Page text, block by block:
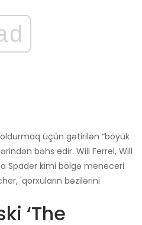
üçün gətirilən “böyük
bəhs edir. Will Ferrel, Will
Spader kimi bölgə meneceri
'qorxuların bəzilərini
‘The